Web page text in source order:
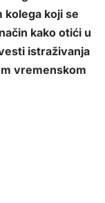
kolega koji se
kako otići u
istraživanja
vremenskom